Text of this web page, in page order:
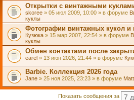
Открытки с винтажными
skoree » 05 июл 2009, 10:00 » в форуме
куклы
Фотографии винтажных кукол и
Кузюка » 15 мар 2007, 22:54 » в форуме
куклы
Обмен контактами после
earel » 13 июн 2026, 21:44 » в форуме
Barbie. Коллекция 2026 года
Jane » 25 ноя 2025, 23:23 » в форуме
Показать сообщения за